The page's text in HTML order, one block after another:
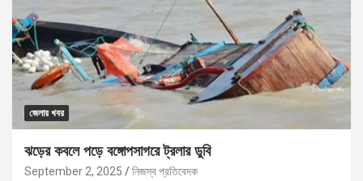
জেলার খবর
ঝড়ের কবলে পড়ে বঙ্গোপসাগরে ট্রলার ডুবি
September 2, 2025 নিজস্ব প্রতিবেদক